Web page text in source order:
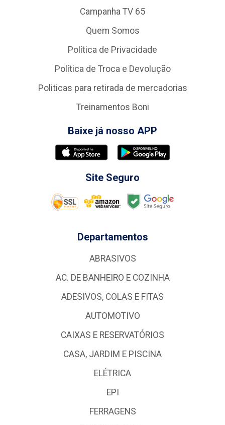
Campanha TV 65
Quem Somos
Política de Privacidade
Política de Troca e Devolução
Politicas para retirada de mercadorias
Treinamentos Boni
Baixe já nosso APP
Site Seguro
Departamentos
ABRASIVOS
AC. DE BANHEIRO E COZINHA
ADESIVOS, COLAS E FITAS
AUTOMOTIVO
CAIXAS E RESERVATÓRIOS
CASA, JARDIM E PISCINA
ELÉTRICA
EPI
FERRAGENS